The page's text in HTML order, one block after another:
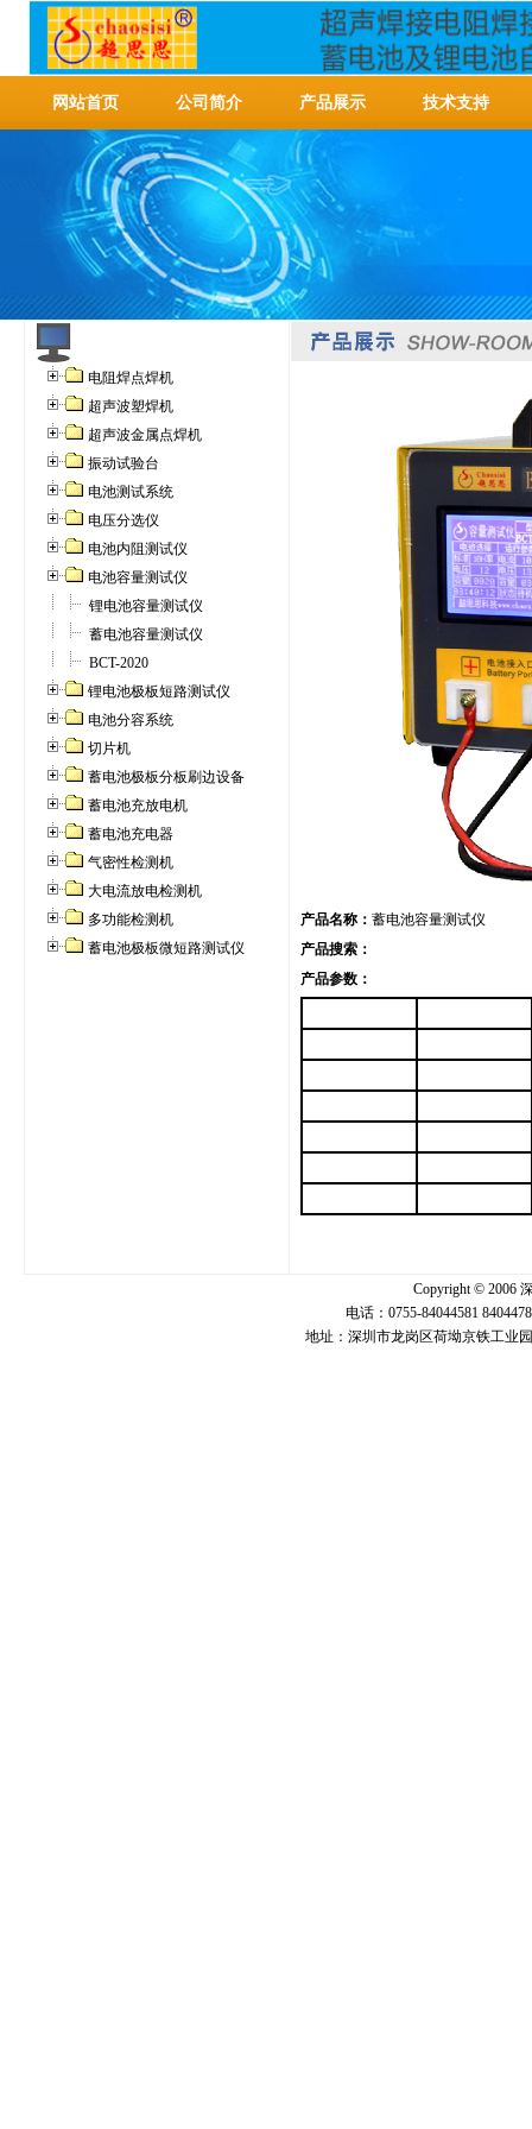
网站首页 公司简介 产品展示 技术支持
电阻焊点焊机
超声波塑焊机
超声波金属点焊机
振动试验台
电池测试系统
电压分选仪
电池内阻测试仪
电池容量测试仪
锂电池容量测试仪
蓄电池容量测试仪
BCT-2020
锂电池极板短路测试仪
电池分容系统
切片机
蓄电池极板分板刷边设备
蓄电池充放电机
蓄电池充电器
气密性检测机
大电流放电检测机
多功能检测机
蓄电池极板微短路测试仪
产品名称： 蓄电池容量测试仪
产品搜索：
产品参数：
Copyright © 2006
电话：0755-84044581
地址：深圳市龙岗区荷坳京铁工